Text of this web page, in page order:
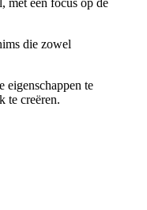
die zowel
eigenschappen te
te creëren.